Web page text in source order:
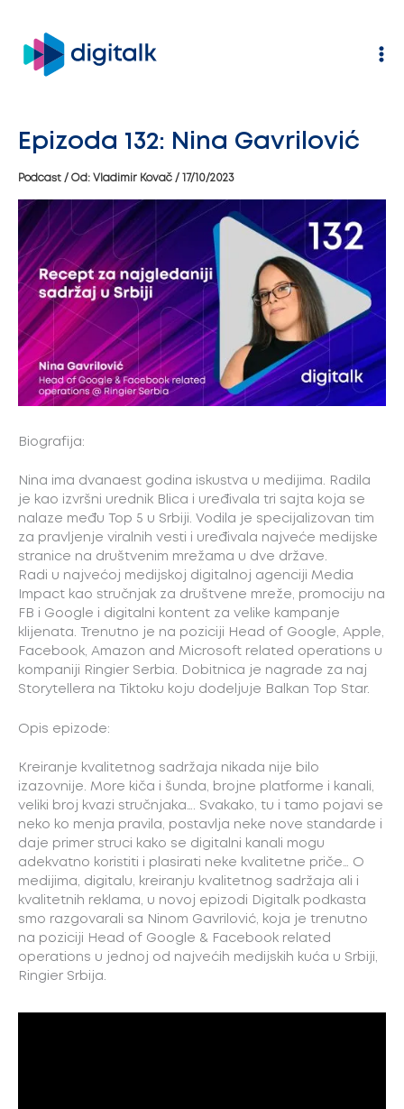
sadržaj
Epizoda 132: Nina Gavrilović
Podcast / Od: Vladimir Kovač / 17/10/2023
Biografija:
Nina ima dvanaest godina iskustva u medijima. Radila
je kao izvršni urednik Blica i uređivala tri sajta koja se
nalaze među Top 5 u Srbiji. Vodila je specijalizovan tim
za pravljenje viralnih vesti i uređivala najveće medijske
stranice na društvenim mrežama u dve države.
Radi u najvećoj medijskoj digitalnoj agenciji Media
Impact kao stručnjak za društvene mreže, promociju na
FB i Google i digitalni kontent za velike kampanje
klijenata. Trenutno je na poziciji Head of Google, Apple,
Facebook, Amazon and Microsoft related operations u
kompaniji Ringier Serbia. Dobitnica je nagrade za naj
Storytellera na Tiktoku koju dodeljuje Balkan Top Star.
Opis epizode:
Kreiranje kvalitetnog sadržaja nikada nije bilo
izazovnije. More kiča i šunda, brojne platforme i kanali,
veliki broj kvazi stručnjaka…. Svakako, tu i tamo pojavi se
neko ko menja pravila, postavlja neke nove standarde i
daje primer struci kako se digitalni kanali mogu
adekvatno koristiti i plasirati neke kvalitetne priče… O
medijima, digitalu, kreiranju kvalitetnog sadržaja ali i
kvalitetnih reklama, u novoj epizodi Digitalk podkasta
smo razgovarali sa Ninom Gavrilović, koja je trenutno
na poziciji Head of Google & Facebook related
operations u jednoj od najvećih medijskih kuća u Srbiji,
Ringier Srbija.